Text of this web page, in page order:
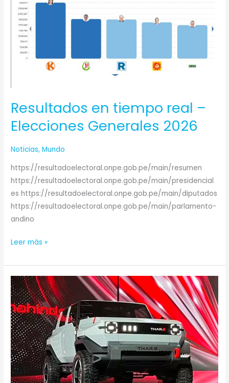
Resultados en tiempo real –
Elecciones Generales 2026
Noticias,Mundo
https://resultadoelectoral.onpe.gob.pe/main/resumen
https://resultadoelectoral.onpe.gob.pe/main/presidencial
es https://resultadoelectoral.onpe.gob.pe/main/diputados
https://resultadoelectoral.onpe.gob.pe/main/parlamento-
andino
Elecciones
Generales
2026
Leer más »
Mahindra
presenta
el
SUV
eléctrico
Thar.e
en
Sudáfrica